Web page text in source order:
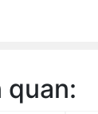
quan: